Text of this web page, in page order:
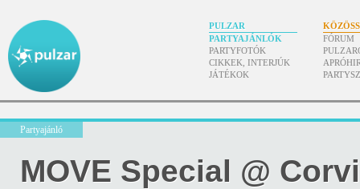
PULZAR
PARTYAJÁNLÓK
PARTYFOTÓK
CIKKEK, INTERJÚK
JÁTÉKOK
FÓRUM
Partyajánló
MOVE Special @